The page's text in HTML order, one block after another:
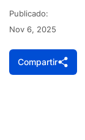
Publicado:
Nov 6, 2025
Compartir